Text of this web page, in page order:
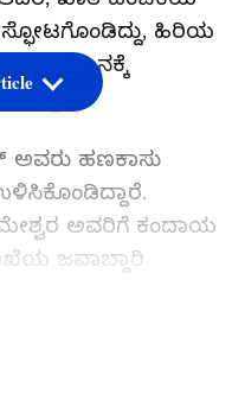
ಸ್ಫೋಟಗೊಂಡಿದ್ದು, ಹಿರಿಯ
ಸ್ಥಾನಕ್ಕೆ
ಅವರು ಹಣಕಾಸು
ಅವರಿಗೆ ಕಂದಾಯ
ಜವಾಬ್ದಾರಿ